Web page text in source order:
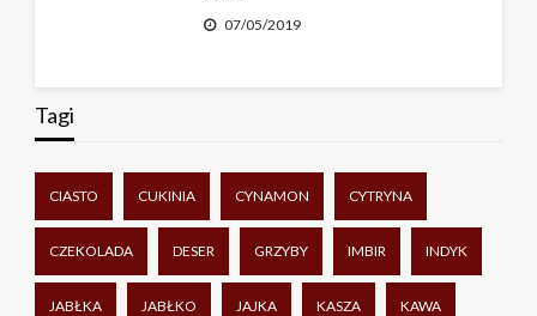
07/05/2019
Tagi
CIASTO CUKINIA CYNAMON CYTRYNA
CZEKOLADA DESER GRZYBY IMBIR INDYK
JABŁKA JABŁKO JAJKA KASZA KAWA